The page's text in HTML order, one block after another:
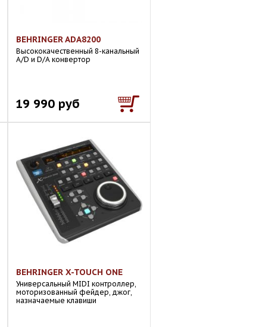
BEHRINGER ADA8200
Высококачественный 8-канальный
A/D и D/A конвертор
19 990 руб
BEHRINGER X-TOUCH ONE
Универсальный MIDI контроллер,
моторизованный фейдер, джог,
назначаемые клавиши